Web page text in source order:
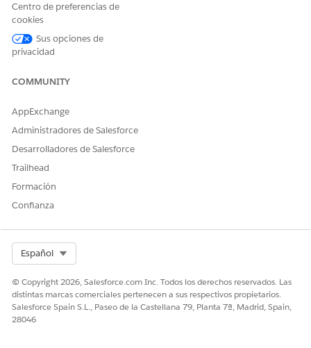
NOTA
desactivarla.
¿RESOLVIÓ ESTE ARTÍCULO SU PROBLEMA?
¡Háganos saber cómo podemos mejorar!
Sí
Centro de preferencias de
cookies
Sus opciones de
privacidad
COMMUNITY
AppExchange
Administradores de Salesforce
Desarrolladores de Salesforce
Trailhead
Formación
Confianza
Español
© Copyright 2026, Salesforce.com Inc. Todos los derechos reservados. Las
distintas marcas comerciales pertenecen a sus respectivos propietarios.
Salesforce Spain S.L., Paseo de la Castellana 79, Planta 7ª, Madrid, Spain,
28046